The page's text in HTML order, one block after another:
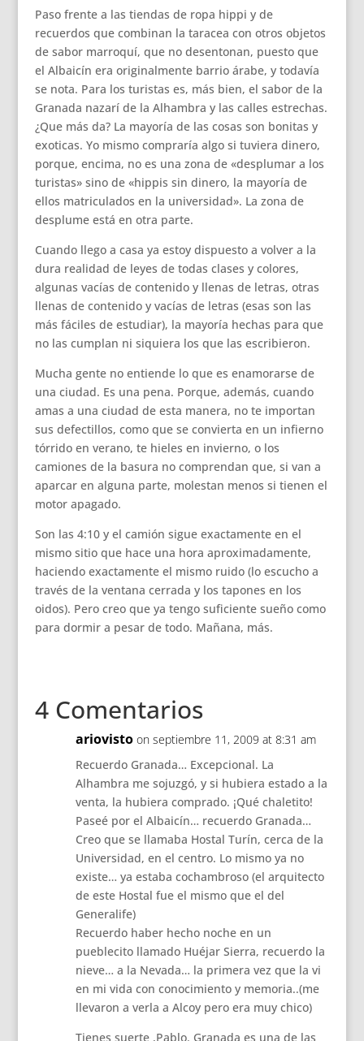
Paso frente a las tiendas de ropa hippi y de
recuerdos que combinan la taracea con otros objetos
de sabor marroquí, que no desentonan, puesto que
el Albaicín era originalmente barrio árabe, y todavía
se nota. Para los turistas es, más bien, el sabor de la
Granada nazarí de la Alhambra y las calles estrechas.
¿Que más da? La mayoría de las cosas son bonitas y
exoticas. Yo mismo compraría algo si tuviera dinero,
porque, encima, no es una zona de «desplumar a los
turistas» sino de «hippis sin dinero, la mayoría de
ellos matriculados en la universidad». La zona de
desplume está en otra parte.
Cuando llego a casa ya estoy dispuesto a volver a la
dura realidad de leyes de todas clases y colores,
algunas vacías de contenido y llenas de letras, otras
llenas de contenido y vacías de letras (esas son las
más fáciles de estudiar), la mayoría hechas para que
no las cumplan ni siquiera los que las escribieron.
Mucha gente no entiende lo que es enamorarse de
una ciudad. Es una pena. Porque, además, cuando
amas a una ciudad de esta manera, no te importan
sus defectillos, como que se convierta en un infierno
tórrido en verano, te hieles en invierno, o los
camiones de la basura no comprendan que, si van a
aparcar en alguna parte, molestan menos si tienen el
motor apagado.
Son las 4:10 y el camión sigue exactamente en el
mismo sitio que hace una hora aproximadamente,
haciendo exactamente el mismo ruido (lo escucho a
través de la ventana cerrada y los tapones en los
oidos). Pero creo que ya tengo suficiente sueño como
para dormir a pesar de todo. Mañana, más.
4 Comentarios
ariovisto on septiembre 11, 2009 at 8:31 am
Recuerdo Granada… Excepcional. La
Alhambra me sojuzgó, y si hubiera estado a la
venta, la hubiera comprado. ¡Qué chaletito!
Paseé por el Albaicín… recuerdo Granada…
Creo que se llamaba Hostal Turín, cerca de la
Universidad, en el centro. Lo mismo ya no
existe… ya estaba cochambroso (el arquitecto
de este Hostal fue el mismo que el del
Generalife)
Recuerdo haber hecho noche en un
pueblecito llamado Huéjar Sierra, recuerdo la
nieve… a la Nevada… la primera vez que la vi
en mi vida con conocimiento y memoria..(me
llevaron a verla a Alcoy pero era muy chico)
Tienes suerte ,Pablo. Granada es una de las